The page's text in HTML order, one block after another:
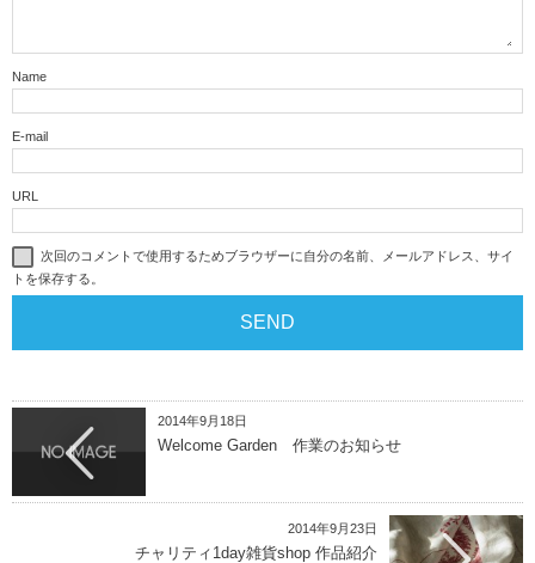
Name
E-mail
URL
次回のコメントで使用するためブラウザーに自分の名前、メールアドレス、サイ
トを保存する。
2014年9月18日
Welcome Garden 作業のお知らせ
2014年9月23日
チャリティ1day雑貨shop 作品紹介